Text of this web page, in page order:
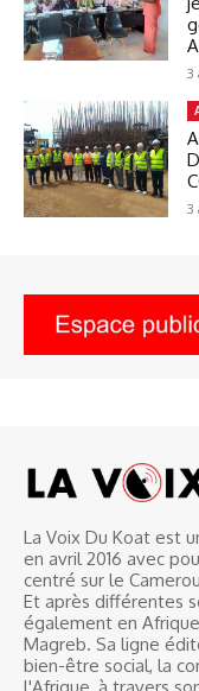
3
3
La Voix Du Koat est
en avril 2016 avec
centré sur le
Et après différentes
également en
Magreb. Sa ligne
bien-être social, la